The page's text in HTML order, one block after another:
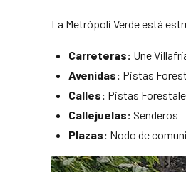
La Metrópoli Verde está
Carreteras: Une
Avenidas: Pistas
Calles: Pistas
Callejuelas: Senderos
Plazas: Nodo de